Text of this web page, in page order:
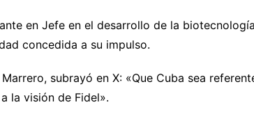
en Jefe en el desarrollo de la
concedida a su impulso.
subrayó en X: «Que Cuba sea
la visión de Fidel».